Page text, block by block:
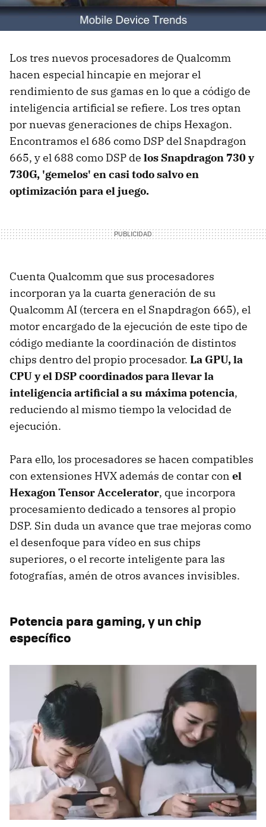
Los tres nuevos procesadores de Qualcomm
hacen especial hincapie en mejorar el
rendimiento de sus gamas en lo que a código de
inteligencia artificial se refiere. Los tres optan
por nuevas generaciones de chips Hexagon.
Encontramos el 686 como DSP del Snapdragon
665, y el 688 como DSP de los Snapdragon 730 y
730G, 'gemelos' en casi todo salvo en
optimización para el juego.
Cuenta Qualcomm que sus procesadores
incorporan ya la cuarta generación de su
Qualcomm AI (tercera en el Snapdragon 665), el
motor encargado de la ejecución de este tipo de
código mediante la coordinación de distintos
chips dentro del propio procesador. La GPU, la
CPU y el DSP coordinados para llevar la
inteligencia artificial a su máxima potencia,
reduciendo al mismo tiempo la velocidad de
ejecución.
Para ello, los procesadores se hacen compatibles
con extensiones HVX además de contar con el
Hexagon Tensor Accelerator, que incorpora
procesamiento dedicado a tensores al propio
DSP. Sin duda un avance que trae mejoras como
el desenfoque para vídeo en sus chips
superiores, o el recorte inteligente para las
fotografías, amén de otros avances invisibles.
Potencia para gaming, y un chip
específico